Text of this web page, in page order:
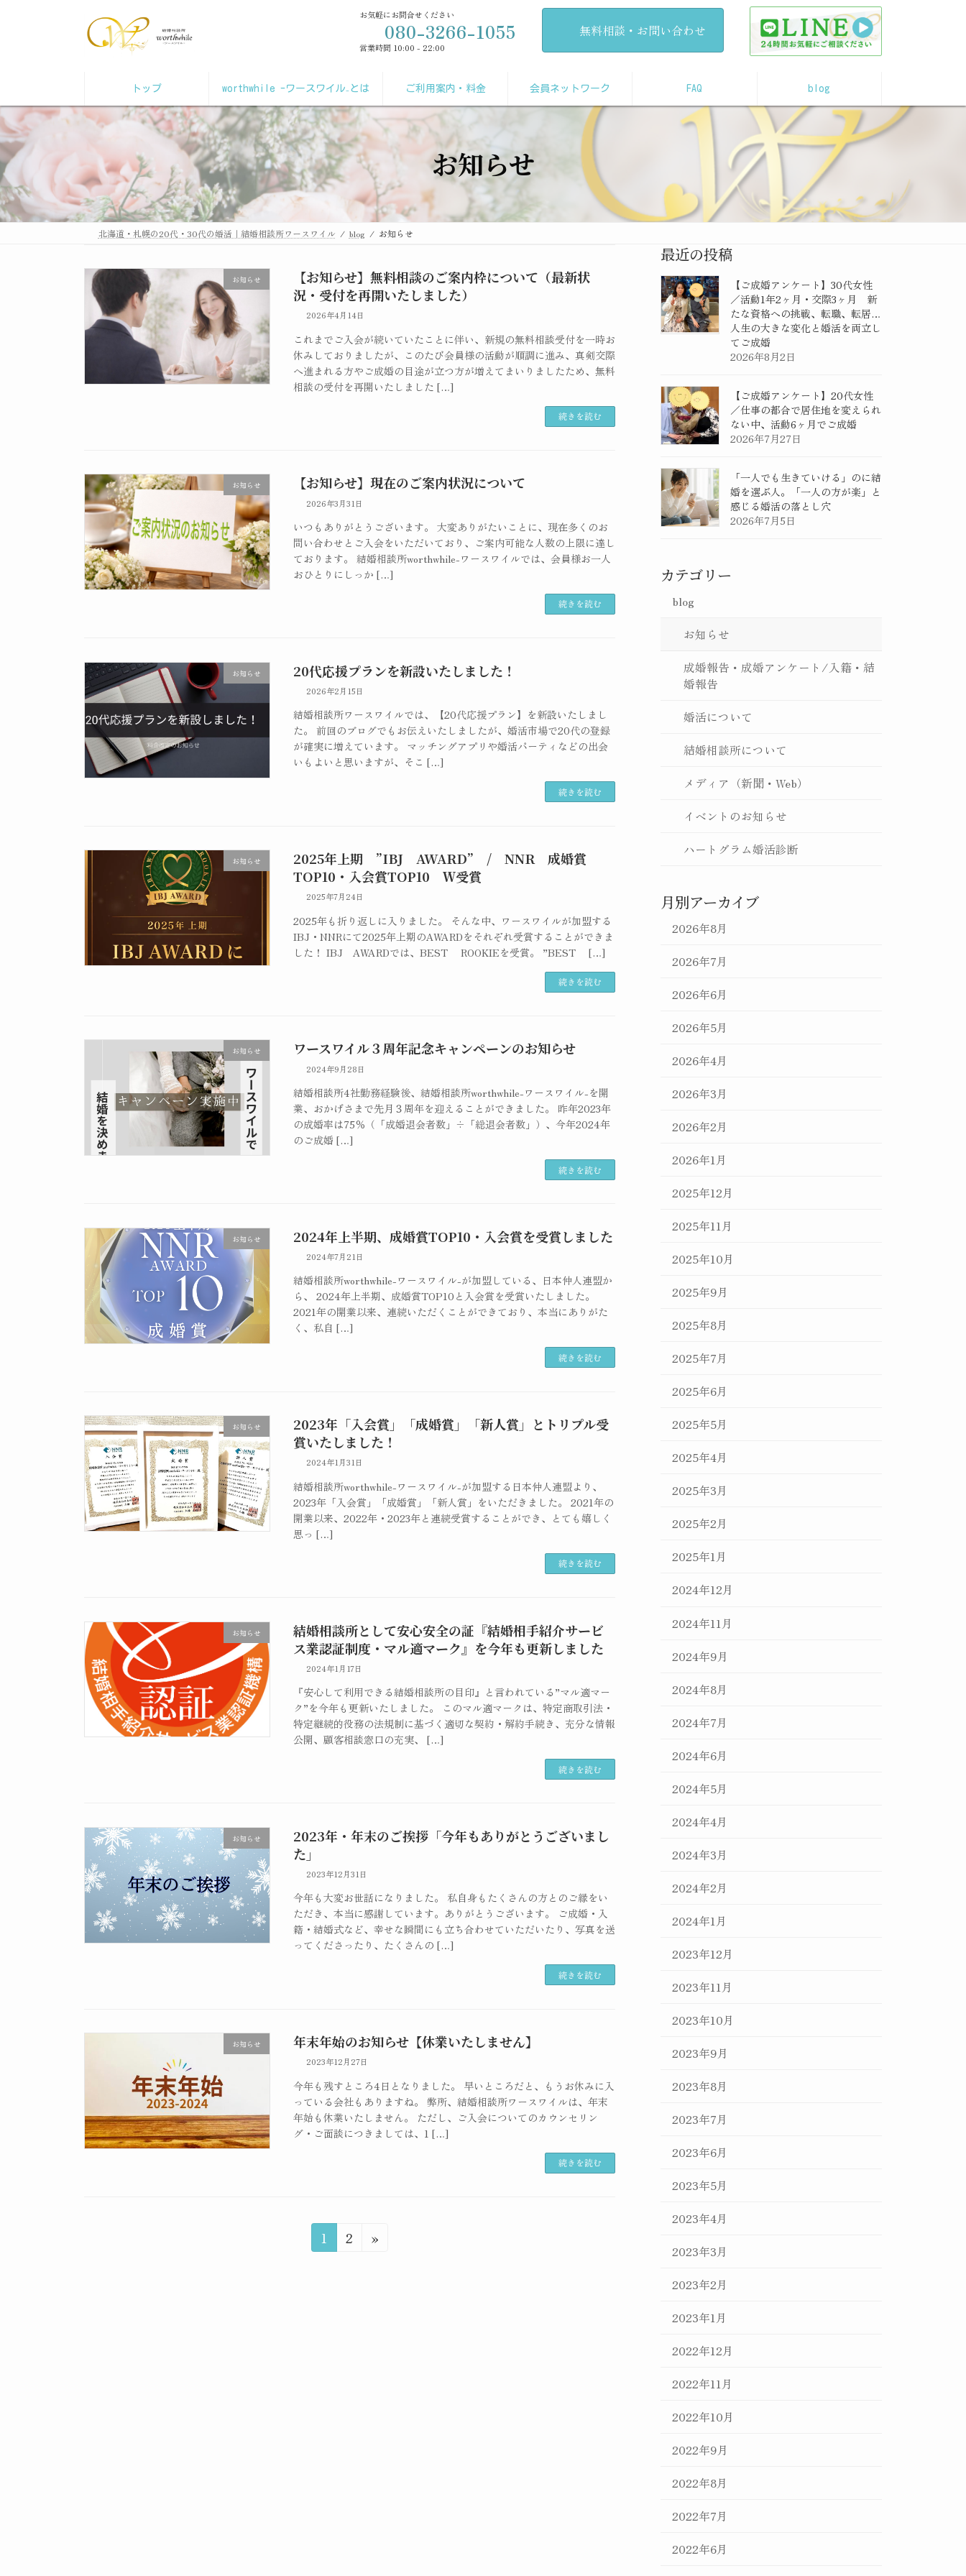
へ
ス
キ
ッ
プ
ョ
ン
に
移
動
お気軽にお問合せください
080-3266-1055
営業時間 10:00 - 22:00
無料相談・お問い合わせ
トップ worthwhile -ワースワイル₋とは ご利用案内・料金 会員ネットワーク FAQ blog
お知らせ
北海道・札幌の20代・30代の婚活｜結婚相談所ワースワイル blog お知らせ
お知らせ
【お知らせ】無料相談のご案内枠について（最新状
況・受付を再開いたしました）
2026年4月14日
これまでご入会が続いていたことに伴い、新規の無料相談受付を一時お
休みしておりましたが、このたび会員様の活動が順調に進み、真剣交際
へ進まれる方やご成婚の目途が立つ方が増えてまいりましたため、無料
相談の受付を再開いたしました […]
続きを読む
お知らせ 【お知らせ】現在のご案内状況について
2026年3月31日
いつもありがとうございます。 大変ありがたいことに、現在多くのお
問い合わせとご入会をいただいており、ご案内可能な人数の上限に達し
ております。 結婚相談所worthwhile-ワースワイルでは、会員様お一人
おひとりにしっか […]
続きを読む
お知らせ 20代応援プランを新設いたしました！
2026年2月15日
結婚相談所ワースワイルでは、【20代応援プラン】を新設いたしまし
た。 前回のブログでもお伝えいたしましたが、婚活市場で20代の登録
が確実に増えています。 マッチングアプリや婚活パーティなどの出会
いもよいと思いますが、そこ […]
続きを読む
お知らせ
2025年上期 ”IBJ AWARD” / NNR 成婚賞
TOP10・入会賞TOP10 Ｗ受賞
2025年7月24日
2025年も折り返しに入りました。 そんな中、ワースワイルが加盟する
IBJ・NNRにて2025年上期のAWARDをそれぞれ受賞することができま
した！ IBJ AWARDでは、BEST ROOKIEを受賞。 ”BEST […]
続きを読む
お知らせ ワースワイル３周年記念キャンペーンのお知らせ
2024年9月28日
結婚相談所4社勤務経験後、結婚相談所worthwhile-ワースワイル-を開
業、おかげさまで先月３周年を迎えることができました。 昨年2023年
の成婚率は75％（「成婚退会者数」÷「総退会者数」）、今年2024年
のご成婚 […]
続きを読む
お知らせ 2024年上半期、成婚賞TOP10・入会賞を受賞しました
2024年7月21日
結婚相談所worthwhile-ワースワイル-が加盟している、日本仲人連盟か
ら、 2024年上半期、成婚賞TOP10と入会賞を受賞いたしました。
2021年の開業以来、連続いただくことができており、本当にありがた
く、私自 […]
続きを読む
お知らせ
2023年「入会賞」「成婚賞」「新人賞」とトリプル受
賞いたしました！
2024年1月31日
結婚相談所worthwhile-ワースワイル-が加盟する日本仲人連盟より、
2023年「入会賞」「成婚賞」「新人賞」をいただきました。 2021年の
開業以来、2022年・2023年と連続受賞することができ、とても嬉しく
思っ […]
続きを読む
お知らせ
結婚相談所として安心安全の証『結婚相手紹介サービ
ス業認証制度・マル適マーク』を今年も更新しました
2024年1月17日
『安心して利用できる結婚相談所の目印』と言われている”マル適マー
ク”を今年も更新いたしました。 このマル適マークは、特定商取引法・
特定継続的役務の法規制に基づく適切な契約・解約手続き、充分な情報
公開、顧客相談窓口の充実、 […]
続きを読む
お知らせ
2023年・年末のご挨拶「今年もありがとうございまし
た」
2023年12月31日
今年も大変お世話になりました。 私自身もたくさんの方とのご縁をい
ただき、本当に感謝しています。ありがとうございます。 ご成婚・入
籍・結婚式など、幸せな瞬間にも立ち合わせていただいたり、写真を送
ってくださったり、たくさんの […]
続きを読む
お知らせ 年末年始のお知らせ【休業いたしません】
2023年12月27日
今年も残すところ4日となりました。 早いところだと、もうお休みに入
っている会社もありますね。 弊所、結婚相談所ワースワイルは、年末
年始も休業いたしません。 ただし、ご入会についてのカウンセリン
グ・ご面談につきましては、1 […]
続きを読む
固
定
1
固
2 »
最近の投稿
【ご成婚アンケート】30代女性
／活動1年2ヶ月・交際3ヶ月 新
たな資格への挑戦、転職、転居…
人生の大きな変化と婚活を両立し
てご成婚
2026年8月2日
【ご成婚アンケート】20代女性
／仕事の都合で居住地を変えられ
ない中、活動6ヶ月でご成婚
2026年7月27日
「一人でも生きていける」のに結
婚を選ぶ人。「一人の方が楽」と
感じる婚活の落とし穴
2026年7月5日
カテゴリー
blog
お知らせ
成婚報告・成婚アンケート/入籍・結
婚報告
婚活について
結婚相談所について
メディア（新聞・Web）
イベントのお知らせ
ハートグラム婚活診断
月別アーカイブ
2026年8月
2026年7月
2026年6月
2026年5月
2026年4月
2026年3月
2026年2月
2026年1月
2025年12月
2025年11月
2025年10月
2025年9月
2025年8月
2025年7月
2025年6月
2025年5月
2025年4月
2025年3月
2025年2月
2025年1月
2024年12月
2024年11月
2024年9月
2024年8月
2024年7月
2024年6月
2024年5月
2024年4月
2024年3月
2024年2月
2024年1月
2023年12月
2023年11月
2023年10月
2023年9月
2023年8月
2023年7月
2023年6月
2023年5月
2023年4月
2023年3月
2023年2月
2023年1月
2022年12月
2022年11月
2022年10月
2022年9月
2022年8月
2022年7月
2022年6月